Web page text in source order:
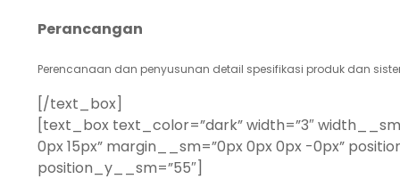
Perancangan
Perencanaan dan penyusunan detail spesifikasi produk dan
[/text_box]
[text_box text_color=”dark” width=”3″
0px 15px” margin__sm=”0px 0px 0px -0px”
position_y__sm=”55″]